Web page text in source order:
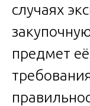
случаях
предмет